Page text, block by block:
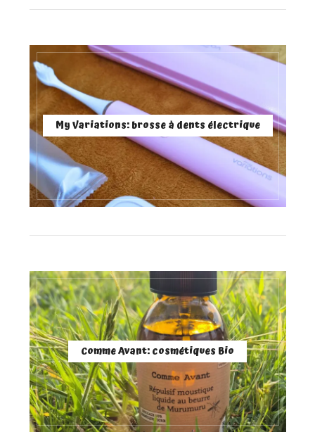
My Variations: brosse à dents électrique
Comme Avant: cosmétiques Bio